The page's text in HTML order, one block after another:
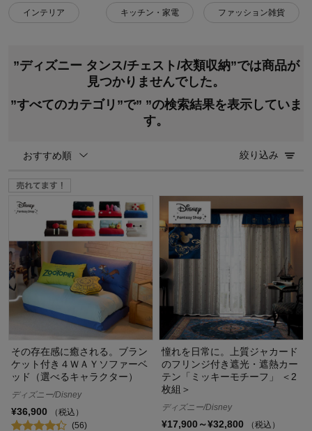
インテリア キッチン・家電 ファッション雑貨
”ディズニー タンス/チェスト/衣類収納”では商品が
見つかりませんでした。
”すべてのカテゴリ”で” ”の検索結果を表示していま
す。
おすすめ順 絞り込み
その存在感に癒される。ブラン
ケット付き４ＷＡＹソファーベ
ッド（選べるキャラクター）
ディズニー/Disney
¥36,900
（税込）
(56)
憧れを日常に。上質ジャカード
のフリンジ付き遮光・遮熱カー
テン「ミッキーモチーフ」 ＜2
枚組＞
ディズニー/Disney
¥17,900～¥32,800
（税込）